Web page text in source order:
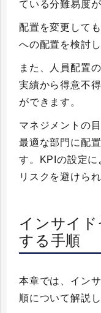
ている分難易度
配置を変更して
への配置を検討し
また、人員配置
実績から得意不
ができます。
マネジメントの
最適な部門に配
す。KPIの設定に
リスクを避けられ
インサイ
する手順
本章では、イン
順について解説し